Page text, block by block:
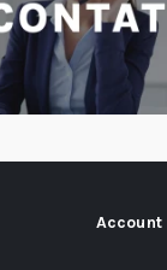
Account